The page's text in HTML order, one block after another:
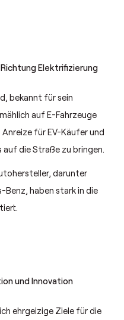
Elektrifizierung
bekannt für sein
auf E-Fahrzeuge
für EV-Käufer und
auf die Straße zu bringen.
darunter
Benz, haben stark in die
und Innovation
ehrgeizige Ziele für die